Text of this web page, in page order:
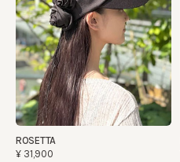
ROSETTA
¥31,900